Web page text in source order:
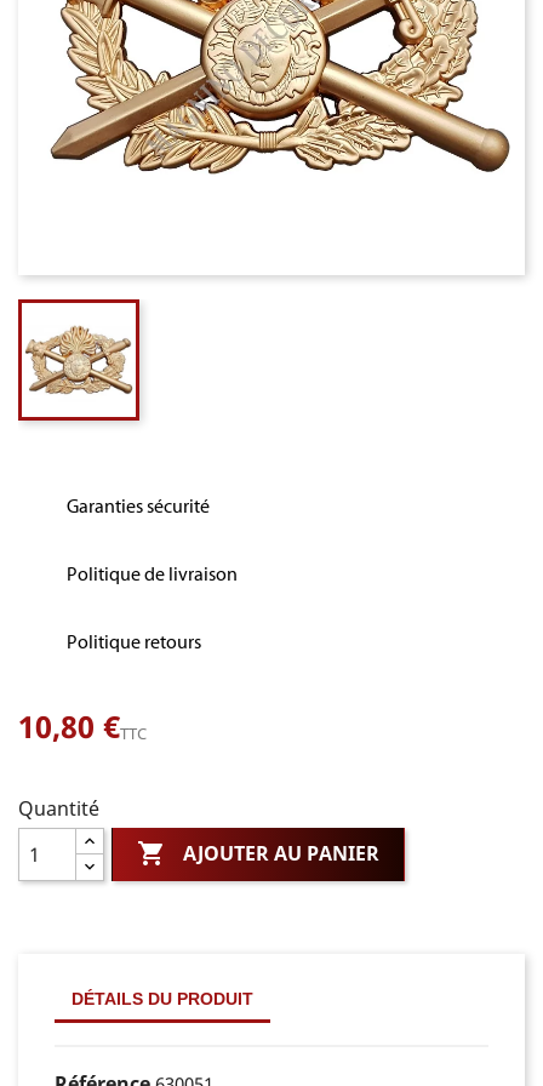
Garanties sécurité
Politique de livraison
Politique retours
10,80 €TTC
Quantité
 AJOUTER AU PANIER
DÉTAILS DU PRODUIT